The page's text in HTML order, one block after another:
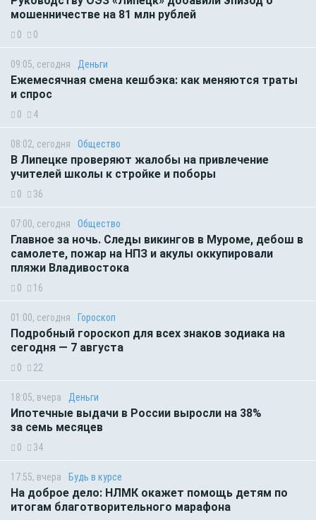
мошенничестве на 81 млн рублей
0 0
09:05, сегодня Деньги
Ежемесячная смена кешбэка: как меняются траты
и спрос
0 4
08:02, сегодня Общество
В Липецке проверяют жалобы на привлечение
учителей школы к стройке и поборы
0 36
07:00, сегодня Общество
Главное за ночь. Следы викингов в Муроме, дебош в
самолете, пожар на НПЗ и акулы оккупировали
пляжи Владивостока
0 16
01:00, сегодня Гороскоп
Подробный гороскоп для всех знаков зодиака на
сегодня — 7 августа
0 22
18:05, вчера Деньги
Ипотечные выдачи в России выросли на 38%
за семь месяцев
0 34
17:55, вчера Будь в курсе
На доброе дело: НЛМК окажет помощь детям по
итогам благотворительного марафона